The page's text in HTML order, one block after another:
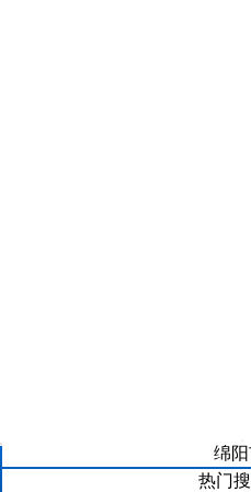
GRC在绵阳科茂防水补漏公司装修中
绵阳防水补漏聚氨酯保温系统
绵
热门搜